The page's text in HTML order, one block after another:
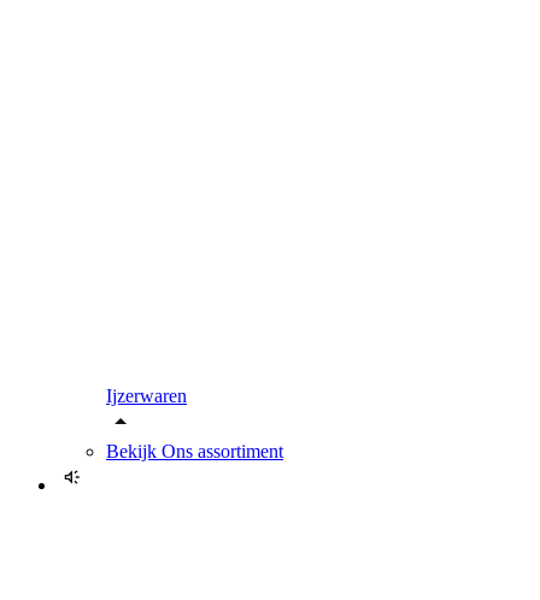
Ijzerwaren
Bekijk Ons assortiment